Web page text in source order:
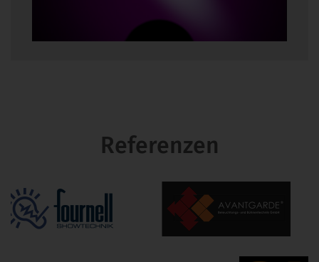
Referenzen